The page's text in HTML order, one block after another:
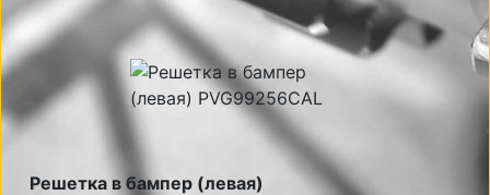
Решетка в бампер (левая)